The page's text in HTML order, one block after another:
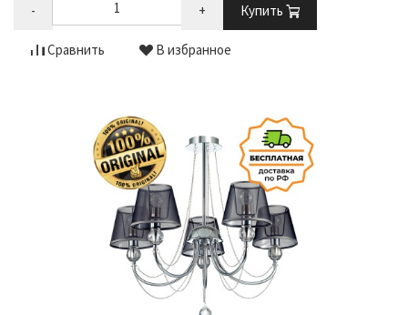
- + Купить
Сравнить В избранное